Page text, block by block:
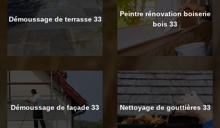
Démoussage de terrasse 33
Peintre rénovation boiserie
bois 33
Démoussage de façade 33 Nettoyage de gouttières 33